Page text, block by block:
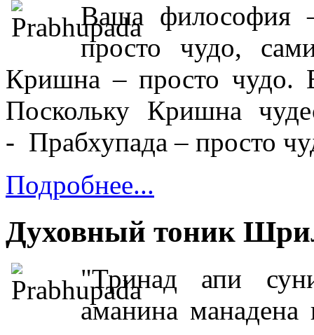
Ваша философия
просто чудо,
Кришна – просто чудо.
Поскольку Кришна
- Прабхупада – просто
Подробнее...
Духовный тоник
"Тринад апи
аманина манадена